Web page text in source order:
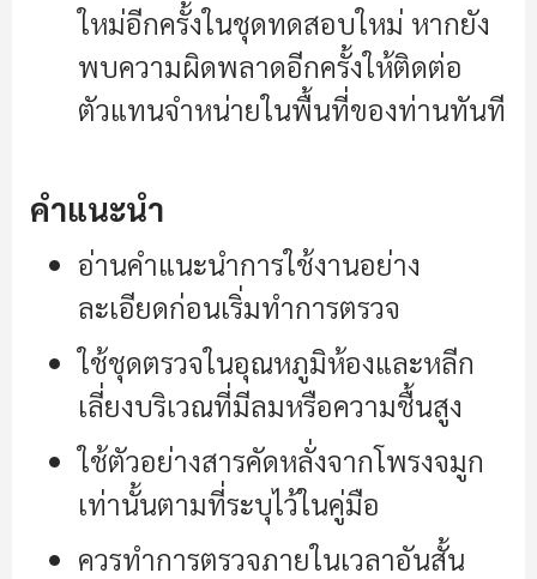
ใหม่อีกครั้งในชุดทดสอบใหม่ หากยัง
พบความผิดพลาดอีกครั้งให้ติดต่อ
ตัวแทนจำหน่ายในพื้นที่ของท่านทันที
คำแนะนำ
อ่านคำแนะนำการใช้งานอย่าง
ละเอียดก่อนเริ่มทำการตรวจ
ใช้ชุดตรวจในอุณหภูมิห้องและหลีก
เลี่ยงบริเวณที่มีลมหรือความชื้นสูง
ใช้ตัวอย่างสารคัดหลั่งจากโพรงจมูก
เท่านั้นตามที่ระบุไว้ในคู่มือ
ควรทำการตรวจภายในเวลาอันสั้น